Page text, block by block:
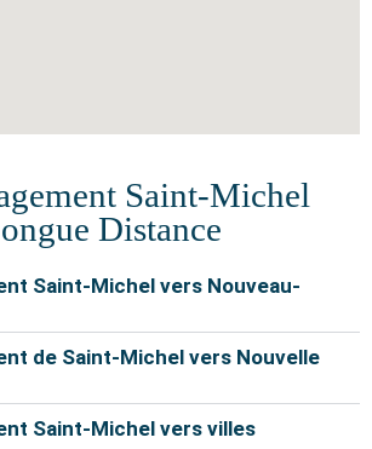
Saint-Michel
Distance
Saint-Michel vers Nouveau-
de Saint-Michel vers Nouvelle
Saint-Michel vers villes